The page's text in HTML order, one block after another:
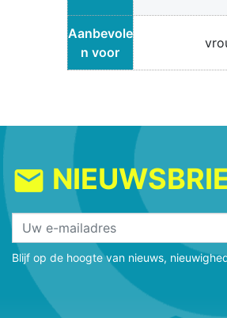
Aanbevole
n voor
mail
Blijf op de hoogte van nieuws,